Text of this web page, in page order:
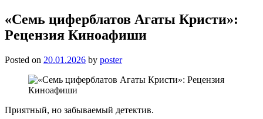
«Семь циферблатов Агаты Кристи»:
Рецензия Киноафиши
Posted on 20.01.2026 by poster
Приятный, но забываемый детектив.